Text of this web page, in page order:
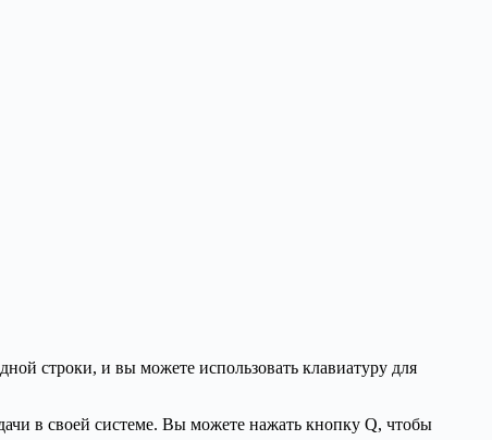
строки, и вы можете использовать клавиатуру для
в своей системе. Вы можете нажать кнопку Q, чтобы